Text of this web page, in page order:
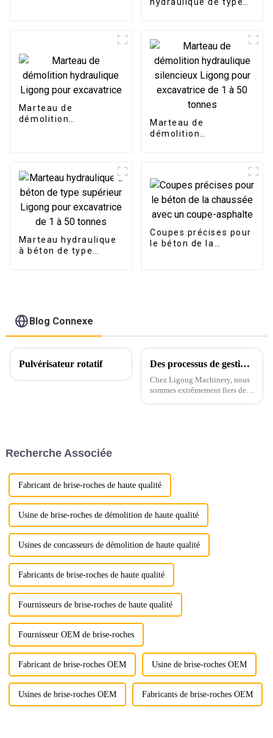
Marteau de
démolition
Marteau de
démolition
pour excavatrice de 1
à 50 tonnes
Marteau hydraulique
à béton de type
Coupes précises pour
le béton de la
Blog Connexe
Pulvérisateur rotatif Des processus de gestion et de production exceptionnels suscitent de vifs éloges chez Ligong Machinery
Chez Ligong Machinery, nous
sommes extrêmement fiers de
Recherche Associée
Fabricant de brise-roches de haute qualité
Usine de brise-roches de démolition de haute qualité
Usines de concasseurs de démolition de haute qualité
Fabricants de brise-roches de haute qualité
Fournisseurs de brise-roches de haute qualité
Fournisseur OEM de brise-roches
Fabricant de brise-roches OEM Usine de brise-roches OEM
Usines de brise-roches OEM Fabricants de brise-roches OEM